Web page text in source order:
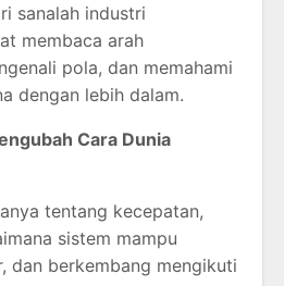
sanalah industri
membaca arah
pola, dan memahami
dengan lebih dalam.
Cara Dunia
tentang kecepatan,
sistem mampu
dan berkembang mengikuti